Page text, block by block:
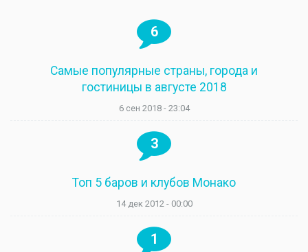
6
Самые популярные страны, города и
гостиницы в августе 2018
6 сен 2018 - 23:04
3
Топ 5 баров и клубов Монако
14 дек 2012 - 00:00
1